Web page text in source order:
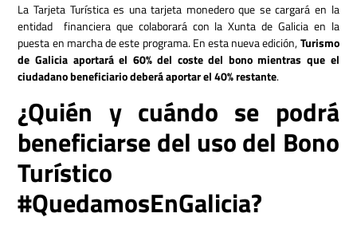
La Tarjeta Turística es una tarjeta monedero que se cargará en la
entidad financiera que colaborará con la Xunta de Galicia en la
puesta en marcha de este programa. En esta nueva edición,Turismo
de Galicia aportará el 60% del coste del bono mientras que el
ciudadano beneficiario deberá aportar el 40% restante.
¿Quién y cuándo se podrá
beneficiarse del uso del Bono
Turístico
#QuedamosEnGalicia?